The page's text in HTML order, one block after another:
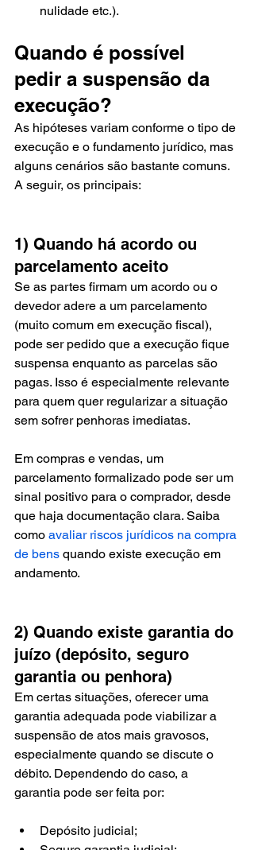
nulidade etc.).
Quando é possível
pedir a suspensão da
execução?
As hipóteses variam conforme o tipo de
execução e o fundamento jurídico, mas
alguns cenários são bastante comuns.
A seguir, os principais:
1) Quando há acordo ou
parcelamento aceito
Se as partes firmam um acordo ou o
devedor adere a um parcelamento
(muito comum em execução fiscal),
pode ser pedido que a execução fique
suspensa enquanto as parcelas são
pagas. Isso é especialmente relevante
para quem quer regularizar a situação
sem sofrer penhoras imediatas.
Em compras e vendas, um
parcelamento formalizado pode ser um
sinal positivo para o comprador, desde
que haja documentação clara. Saiba
como avaliar riscos jurídicos na compra
de bens quando existe execução em
andamento.
2) Quando existe garantia do
juízo (depósito, seguro
garantia ou penhora)
Em certas situações, oferecer uma
garantia adequada pode viabilizar a
suspensão de atos mais gravosos,
especialmente quando se discute o
débito. Dependendo do caso, a
garantia pode ser feita por:
Depósito judicial;